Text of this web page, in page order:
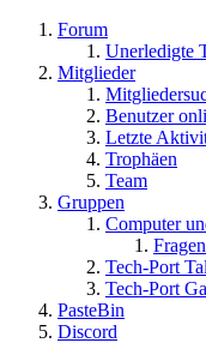
Forum
Unerledigte
Mitglieder
Benutzer
Letzte
Trophäen
Team
Gruppen
Computer
Tech-Port
Tech-Port
PasteBin
Discord